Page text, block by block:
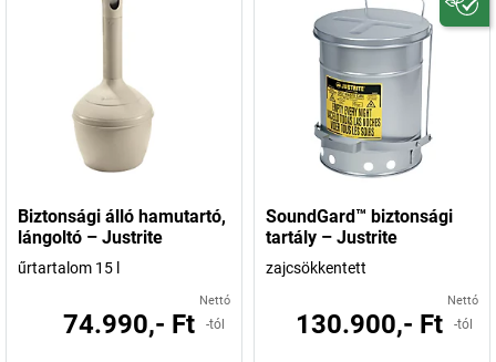
Biztonsági álló hamutartó,
lángoltó – Justrite
űrtartalom 15 l
Nettó
74.990,- Ft -tól
SoundGard™ biztonsági
tartály – Justrite
zajcsökkentett
Nettó
130.900,- Ft -tól